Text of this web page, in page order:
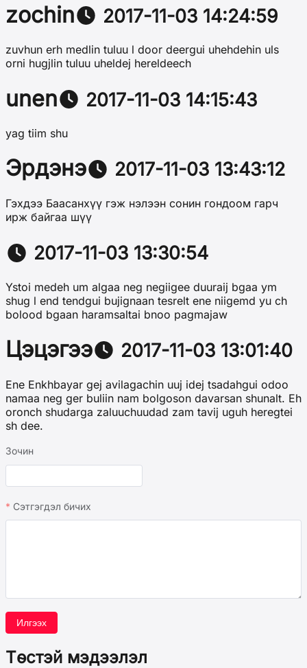
zochin 2017-11-03 14:24:59
zuvhun erh medlin tuluu l door deergui uhehdehin uls
orni hugjlin tuluu uheldej hereldeech
unen 2017-11-03 14:15:43
yag tiim shu
Эрдэнэ 2017-11-03 13:43:12
Гэхдээ Баасанхүү гэж нэлээн сонин гондоом гарч
ирж байгаа шүү
2017-11-03 13:30:54
Ystoi medeh um algaa neg negiigee duuraij bgaa ym
shug l end tendgui bujignaan tesrelt ene niigemd yu ch
bolood bgaan haramsaltai bnoo pagmajaw
Цэцэгээ 2017-11-03 13:01:40
Ene Enkhbayar gej avilagachin uuj idej tsadahgui odoo
namaa neg ger buliin nam bolgoson davarsan shunalt. Eh
oronch shudarga zaluuchuudad zam tavij uguh heregtei
sh dee.
Зочин
Сэтгэгдэл бичих
Илгээх
Төстэй мэдээлэл